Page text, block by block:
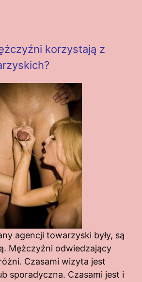
korzystają z
agencji towarzyski były, są
Mężczyźni odwiedzający
Czasami wizyta jest
sporadyczna. Czasami jest i